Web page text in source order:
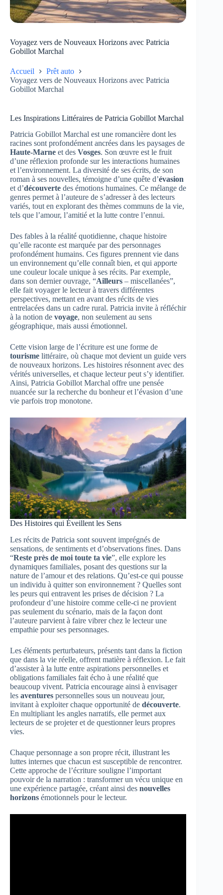
Voyagez vers de Nouveaux Horizons avec Patricia
Gobillot Marchal
Accueil
Prêt auto
Voyagez vers de Nouveaux Horizons avec Patricia
Gobillot Marchal
Les Inspirations Littéraires de Patricia Gobillot Marchal
Patricia Gobillot Marchal est une romancière dont les
racines sont profondément ancrées dans les paysages de
Haute-Marne et des Vosges. Son œuvre est le fruit
d’une réflexion profonde sur les interactions humaines
et l’environnement. La diversité de ses écrits, de son
roman à ses nouvelles, témoigne d’une quête d’évasion
et d’découverte des émotions humaines. Ce mélange de
genres permet à l’auteure de s’adresser à des lecteurs
variés, tout en explorant des thèmes communs de la vie,
tels que l’amour, l’amitié et la lutte contre l’ennui.
Des fables à la réalité quotidienne, chaque histoire
qu’elle raconte est marquée par des personnages
profondément humains. Ces figures prennent vie dans
un environnement qu’elle connaît bien, et qui apporte
une couleur locale unique à ses récits. Par exemple,
dans son dernier ouvrage, “Ailleurs – miscellanées”,
elle fait voyager le lecteur à travers différentes
perspectives, mettant en avant des récits de vies
entrelacées dans un cadre rural. Patricia invite à réfléchir
à la notion de voyage, non seulement au sens
géographique, mais aussi émotionnel.
Cette vision large de l’écriture est une forme de
tourisme littéraire, où chaque mot devient un guide vers
de nouveaux horizons. Les histoires résonnent avec des
vérités universelles, et chaque lecteur peut s’y identifier.
Ainsi, Patricia Gobillot Marchal offre une pensée
nuancée sur la recherche du bonheur et l’évasion d’une
vie parfois trop monotone.
Des Histoires qui Éveillent les Sens
Les récits de Patricia sont souvent imprégnés de
sensations, de sentiments et d’observations fines. Dans
“Reste près de moi toute ta vie”, elle explore les
dynamiques familiales, posant des questions sur la
nature de l’amour et des relations. Qu’est-ce qui pousse
un individu à quitter son environnement ? Quelles sont
les peurs qui entravent les prises de décision ? La
profondeur d’une histoire comme celle-ci ne provient
pas seulement du scénario, mais de la façon dont
l’auteure parvient à faire vibrer chez le lecteur une
empathie pour ses personnages.
Les éléments perturbateurs, présents tant dans la fiction
que dans la vie réelle, offrent matière à réflexion. Le fait
d’assister à la lutte entre aspirations personnelles et
obligations familiales fait écho à une réalité que
beaucoup vivent. Patricia encourage ainsi à envisager
les aventures personnelles sous un nouveau jour,
invitant à exploiter chaque opportunité de découverte.
En multipliant les angles narratifs, elle permet aux
lecteurs de se projeter et de questionner leurs propres
vies.
Chaque personnage a son propre récit, illustrant les
luttes internes que chacun est susceptible de rencontrer.
Cette approche de l’écriture souligne l’important
pouvoir de la narration : transformer un vécu unique en
une expérience partagée, créant ainsi des nouvelles
horizons émotionnels pour le lecteur.